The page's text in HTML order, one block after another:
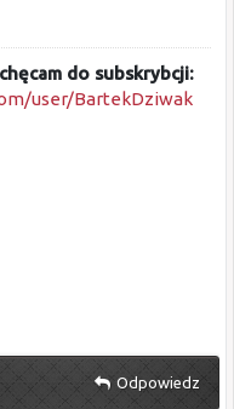
do subskrybcji:
user/BartekDziwak
Odpowiedz